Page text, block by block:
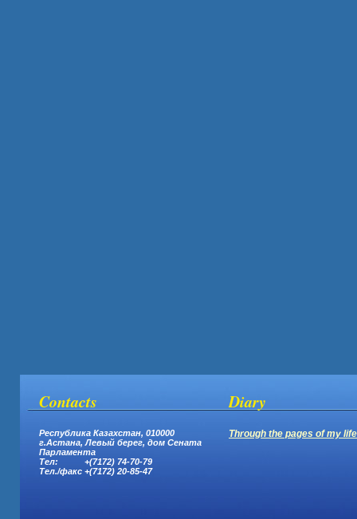
Contacts
Республика Казахстан, 010000
г.Астана, Левый берег, дом Сената
Парламента
Тел: +(7172) 74-70-79
Тел./факс +(7172) 20-85-47
Diary
Through the pages of my